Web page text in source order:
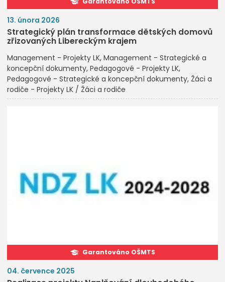
13. února 2026
Strategický plán transformace dětských domovů
zřizovaných Libereckým krajem
Management - Projekty LK Management - Strategické a
koncepční dokumenty Pedagogové - Projekty LK
Pedagogové - Strategické a koncepční dokumenty Žáci a
rodiče - Projekty LK / Žáci a rodiče
Garantováno OŠMTS
04. července 2025